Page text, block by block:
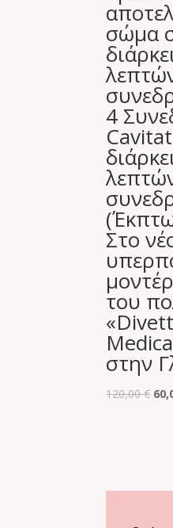
σώμα
4
Στο
του
στην
120,00€